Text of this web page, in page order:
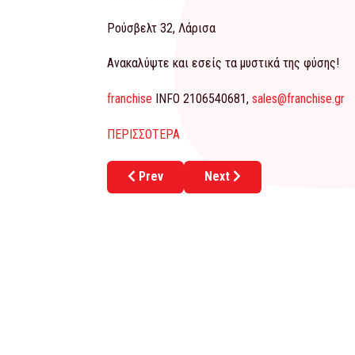
Ρούσβελτ 32, Λάρισα
Ανακαλύψτε και εσείς τα μυστικά της φύσης!
franchise INFO 2106540681, sales@franchise.gr
ΠΕΡΙΣΣΟΤΕΡΑ
Previous article: Αναδείξτε τις
Prev Next article: Δυο νέα
Next